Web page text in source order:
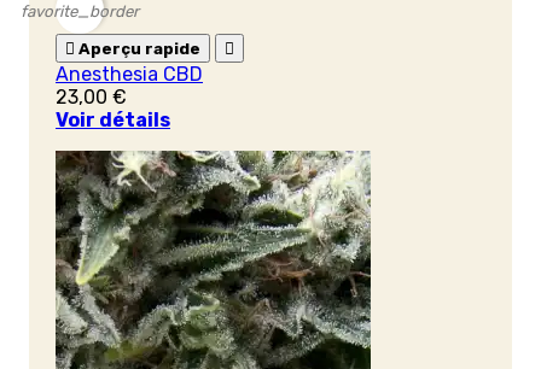
favorite_border
 Aperçu rapide 
Anesthesia CBD
23,00 €
Voir détails